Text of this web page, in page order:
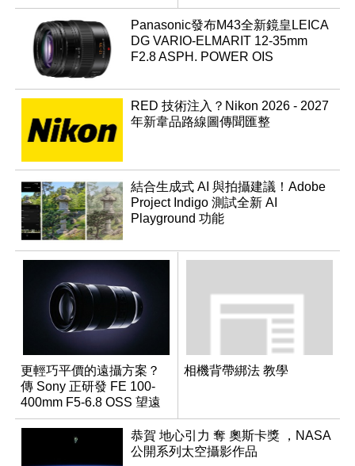
F2.8 STM
Panasonic發布M43全新鏡皇LEICA
DG VARIO-ELMARIT 12-35mm
F2.8 ASPH. POWER OIS
RED 技術注入？Nikon 2026 - 2027
年新韋品路線圖傳聞匯整
結合生成式 AI 與拍攝建議！Adobe
Project Indigo 測試全新 AI
Playground 功能
更輕巧平價的遠攝方案？
傳 Sony 正研發 FE 100-
400mm F5-6.8 OSS 望遠
變焦鏡頭
相機背帶綁法 教學
恭賀 地心引力 奪 奧斯卡獎 ，NASA
公開系列太空攝影作品